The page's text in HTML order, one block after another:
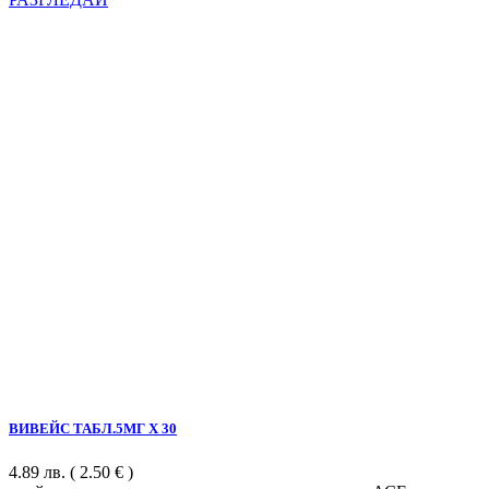
ВИВЕЙС ТАБЛ.5МГ Х 30
4.89 лв. ( 2.50 € )